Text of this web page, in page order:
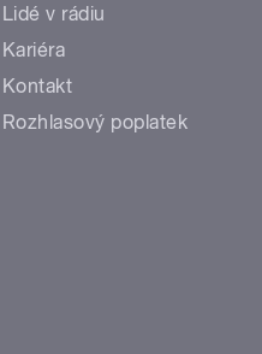
Lidé v rádiu
Kariéra
Kontakt
Rozhlasový poplatek